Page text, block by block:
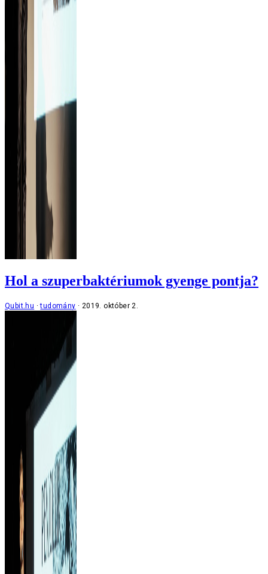
Hol a szuperbaktériumok gyenge pontja?
Qubit.hu tudomány 2019. október 2.